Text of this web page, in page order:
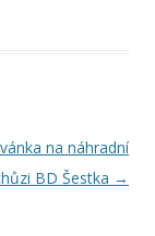
na náhradní
BD Šestka →